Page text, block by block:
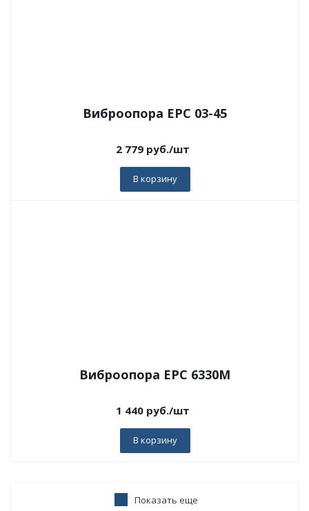
Виброопора EPC 03-45
2 779 руб./шт
В корзину
Виброопора EPC 6330M
1 440 руб./шт
В корзину
Показать еще